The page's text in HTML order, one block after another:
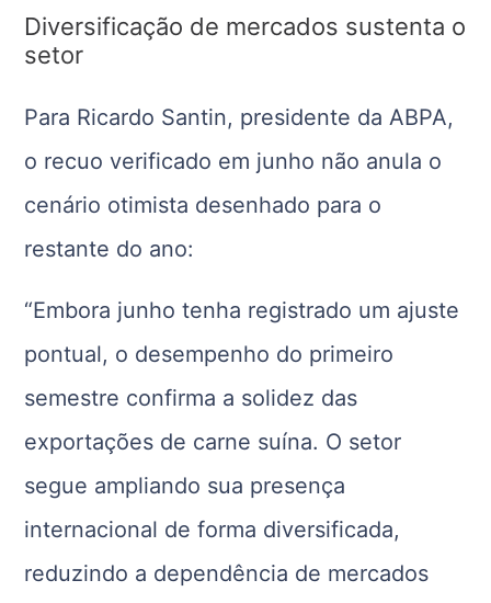
Diversificação de mercados sustenta o
setor
Para Ricardo Santin, presidente da ABPA,
o recuo verificado em junho não anula o
cenário otimista desenhado para o
restante do ano:
“Embora junho tenha registrado um ajuste
pontual, o desempenho do primeiro
semestre confirma a solidez das
exportações de carne suína. O setor
segue ampliando sua presença
internacional de forma diversificada,
reduzindo a dependência de mercados